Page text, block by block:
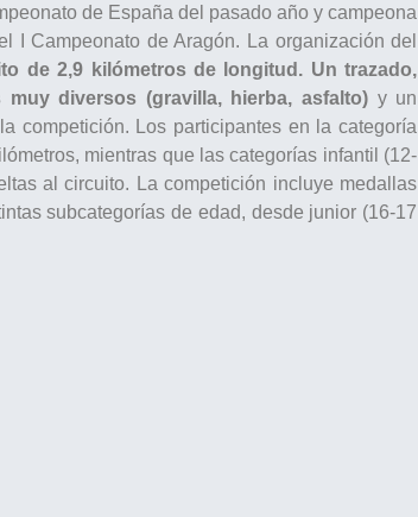
de España del pasado año y campeona
I Campeonato de Aragón. La organización del
de 2,9 kilómetros de longitud. Un trazado,
diversos (gravilla, hierba, asfalto)y un
competición. Los participantes en la categoría
mientras que las categorías infantil (12-
al circuito. La competición incluye medallas
subcategorías de edad, desde junior (16-17